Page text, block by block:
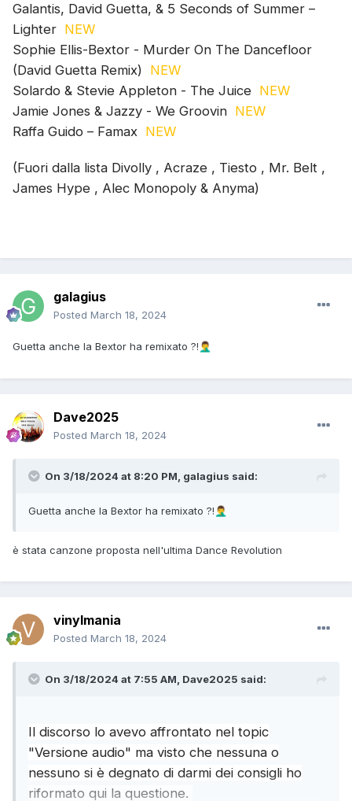
Galantis, David Guetta, & 5 Seconds of Summer –
Lighter NEW
Sophie Ellis-Bextor - Murder On The Dancefloor
(David Guetta Remix) NEW
Solardo & Stevie Appleton - The Juice NEW
Jamie Jones & Jazzy - We Groovin NEW
Raffa Guido – Famax NEW
(Fuori dalla lista Divolly , Acraze , Tiesto , Mr. Belt ,
James Hype , Alec Monopoly & Anyma)
galagius
Posted March 18, 2024
Guetta anche la Bextor ha remixato ?! 🤦‍♂️
Dave2025
Posted March 18, 2024
On 3/18/2024 at 8:20 PM, galagius said:
Guetta anche la Bextor ha remixato ?! 🤦‍♂️
è stata canzone proposta nell'ultima Dance Revolution
vinylmania
Posted March 18, 2024
On 3/18/2024 at 7:55 AM, Dave2025 said:
Il discorso lo avevo affrontato nel topic
"Versione audio" ma visto che nessuna o
nessuno si è degnato di darmi dei consigli ho
riformato qui la questione.